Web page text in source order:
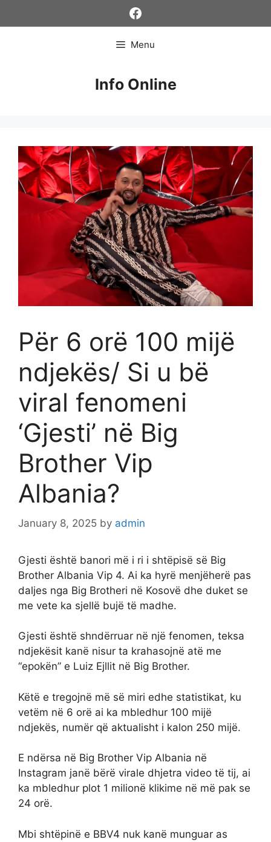
Facebook
Menu
Info Online
Për 6 orë 100 mijë
ndjekës/ Si u bë
viral fenomeni
‘Gjesti’ në Big
Brother Vip
Albania?
January 8, 2025 by admin
Gjesti është banori më i ri i shtëpisë së Big
Brother Albania Vip 4. Ai ka hyrë menjëherë pas
daljes nga Big Brotheri në Kosovë dhe duket se
me vete ka sjellë bujë të madhe.
Gjesti është shndërruar në një fenomen, teksa
ndjekësit kanë nisur ta krahasojnë atë me
“epokën” e Luiz Ejllit në Big Brother.
Këtë e tregojnë më së miri edhe statistikat, ku
vetëm në 6 orë ai ka mbledhur 100 mijë
ndjekës, numër që aktualisht i kalon 250 mijë.
E ndërsa në Big Brother Vip Albania në
Instagram janë bërë virale dhjetra video të tij, ai
ka mbledhur plot 1 milionë klikime në më pak se
24 orë.
Mbi shtëpinë e BBV4 nuk kanë munguar as